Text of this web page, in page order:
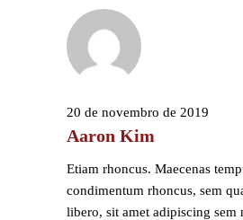
20 de novembro de 2019
Aaron Kim
Etiam rhoncus. Maecenas
condimentum rhoncus, sem
libero, sit amet adipiscing sem